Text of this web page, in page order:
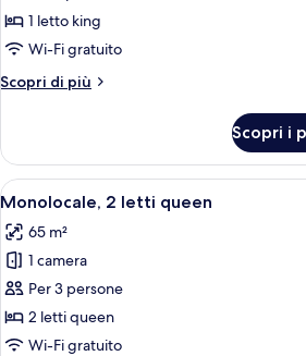
Attico
(Waldorf,
1 letto king
Wi-Fi gratuito
Scopri di più
Altri
(Waldorf,
Suite)
Scopri i
Apri
tutte
le
foto
per
Monolocale,
2
Una
9
Monolocale, 2 letti queen
65 m²
1 camera
Per 3 persone
2 letti queen
Wi-Fi gratuito